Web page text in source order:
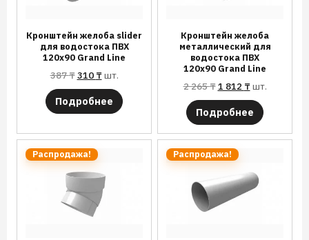
Кронштейн желоба slider
для водостока ПВХ
120х90 Grand Line
387₸310 ₸шт.
Подробнее
Кронштейн желоба
металлический для
водостока ПВХ
120х90 Grand Line
2 265₸1 812 ₸шт.
Подробнее
Распродажа! Распродажа!